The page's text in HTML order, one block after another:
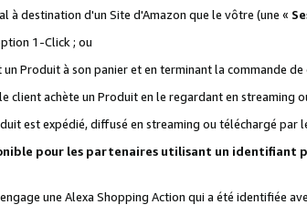
à destination d'un Site d'Amazon que le vôtre (une «
1-Click ; ou
Produit à son panier et en terminant la commande
achète un Produit en le regardant en streaming
est expédié, diffusé en streaming ou téléchargé par
pour les partenaires utilisant un identifiant
une Alexa Shopping Action qui a été identifiée